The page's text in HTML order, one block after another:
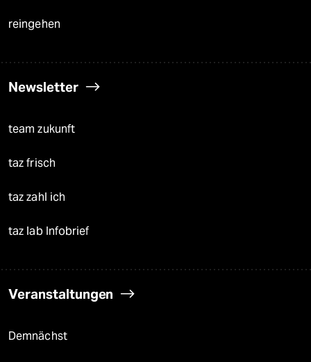
reingehen
Newsletter
team zukunft
taz frisch
taz zahl ich
taz lab Infobrief
Veranstaltungen
Demnächst